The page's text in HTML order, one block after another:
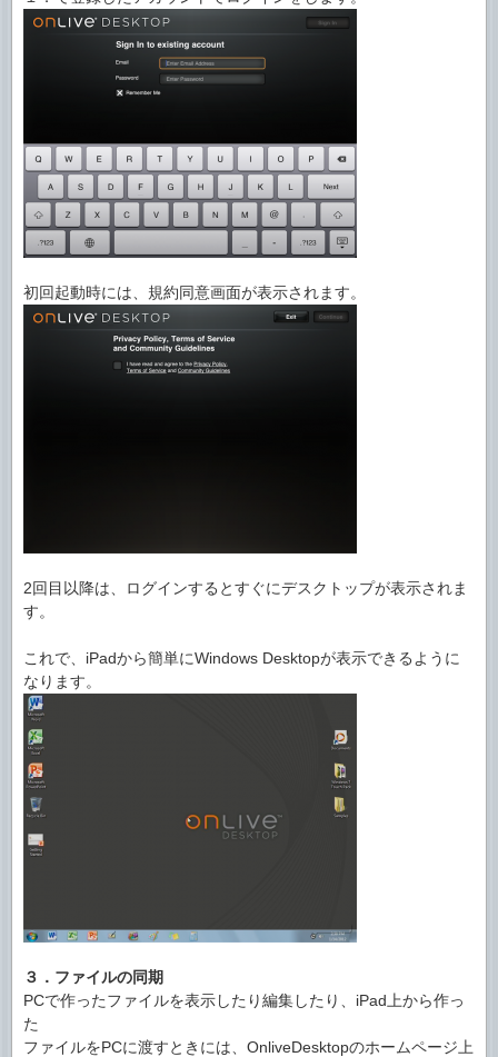
初回起動時には、規約同意画面が表示されます。
2回目以降は、ログインするとすぐにデスクトップが表示されま
す。
これで、iPadから簡単にWindows Desktopが表示できるように
なります。
３．ファイルの同期
PCで作ったファイルを表示したり編集したり、iPad上から作っ
た
ファイルをPCに渡すときには、OnliveDesktopのホームページ上